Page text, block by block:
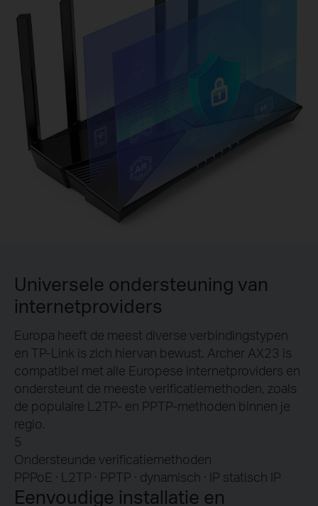
Universele ondersteuning van
internetproviders
Europa heeft de meest diverse verbindingstypen
en TP-Link is zich hiervan bewust. Archer AX23 is
compatibel met alle Europese internetproviders en
ondersteunt de meeste verificatiemethoden, zoals
de populaire L2TP- en PPTP-methoden binnen je
regio.
5
Ondersteunde verificatiemethoden
PPPoE · L2TP · PPTP · dynamisch · IP statisch IP
Eenvoudige installatie en